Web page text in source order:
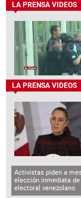
LA PRENSA VIDEOS
LA PRENSA VIDEOS
Activistas piden a
elección inmediata de
electoral venezolano